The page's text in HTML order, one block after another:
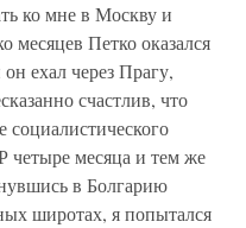
ко мне в Москву и
месяцев Петко оказался
ехал через Прагу,
счастлив, что
месяца и тем же
в Болгарию
широтах, я попытался